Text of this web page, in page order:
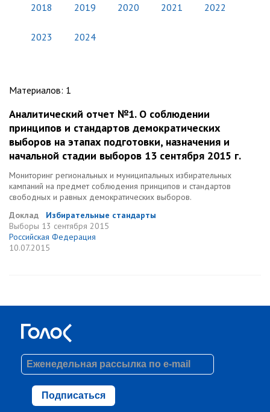
2018 2019 2020 2021 2022
2023 2024
Материалов: 1
Аналитический отчет №1. О соблюдении
принципов и стандартов демократических
выборов на этапах подготовки, назначения и
начальной стадии выборов 13 сентября 2015 г.
Мониторинг региональных и муниципальных избирательных
кампаний на предмет соблюдения принципов и стандартов
свободных и равных демократических выборов.
Доклад
Избирательные стандарты
Выборы 13 сентября 2015
Российская Федерация
10.07.2015
Подписаться